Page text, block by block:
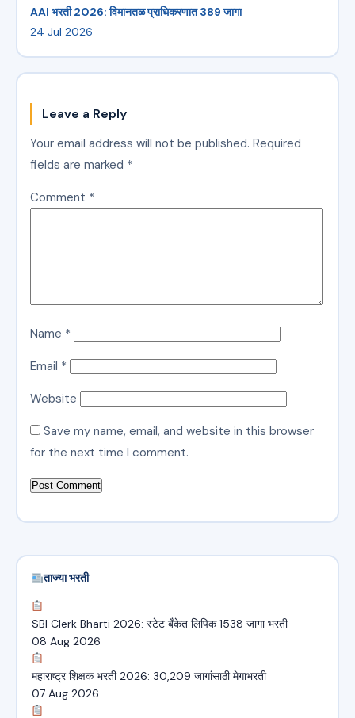
AAI भरती 2026: विमानतळ प्राधिकरणात 389 जागा
24 Jul 2026
Leave a Reply
Your email address will not be published. Required
fields are marked *
Comment *
Name *
Email *
Website
Save my name, email, and website in this browser
for the next time I comment.
ताज्या भरती
SBI Clerk Bharti 2026: स्टेट बँकेत लिपिक 1538 जागा भरती
08 Aug 2026
महाराष्ट्र शिक्षक भरती 2026: 30,209 जागांसाठी मेगाभरती
07 Aug 2026